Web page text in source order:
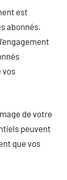
est
abonnés.
vos
de votre
peuvent
que vos